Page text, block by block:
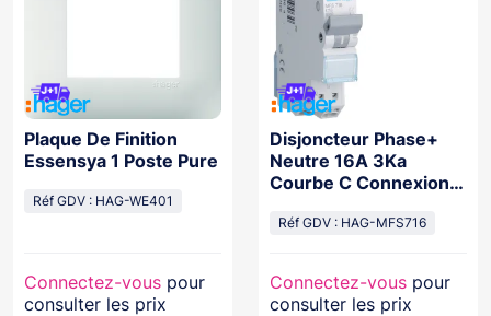
Plaque De Finition
Essensya 1 Poste Pure
Réf GDV : HAG-WE401
Connectez-vous pour
consulter les prix
Disjoncteur Phase+
Neutre 16A 3Ka
Courbe C Connexion
Module
Réf GDV : HAG-MFS716
Connectez-vous pour
consulter les prix